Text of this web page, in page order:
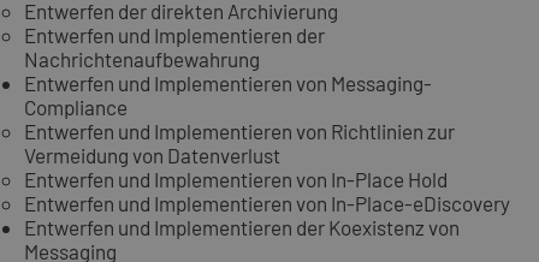
Entwerfen der direkten Archivierung
Entwerfen und Implementieren der
Nachrichtenaufbewahrung
Entwerfen und Implementieren von Messaging-
Compliance
Entwerfen und Implementieren von Richtlinien zur
Vermeidung von Datenverlust
Entwerfen und Implementieren von In-Place Hold
Entwerfen und Implementieren von In-Place-eDiscovery
Entwerfen und Implementieren der Koexistenz von
Messaging